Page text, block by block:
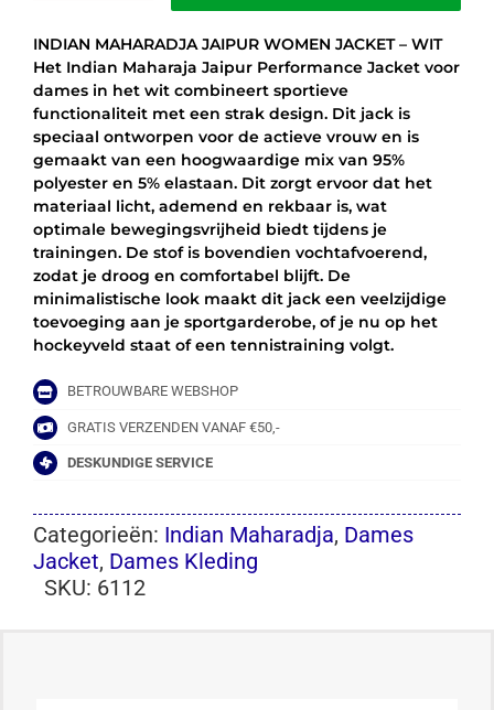
MAHARADJA
WOMEN
JACKET
WIT
aantal
INDIAN MAHARADJA JAIPUR WOMEN JACKET – WIT
Het Indian Maharaja Jaipur Performance Jacket voor
dames in het wit combineert sportieve
functionaliteit met een strak design. Dit jack is
speciaal ontworpen voor de actieve vrouw en is
gemaakt van een hoogwaardige mix van 95%
polyester en 5% elastaan. Dit zorgt ervoor dat het
materiaal licht, ademend en rekbaar is, wat
optimale bewegingsvrijheid biedt tijdens je
trainingen. De stof is bovendien vochtafvoerend,
zodat je droog en comfortabel blijft. De
minimalistische look maakt dit jack een veelzijdige
toevoeging aan je sportgarderobe, of je nu op het
hockeyveld staat of een tennistraining volgt.
BETROUWBARE WEBSHOP
GRATIS VERZENDEN VANAF €50,-
DESKUNDIGE SERVICE
Categorieën: Indian Maharadja, Dames
Jacket, Dames Kleding
SKU: 6112